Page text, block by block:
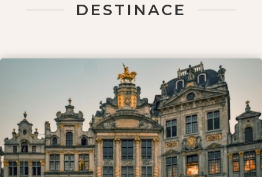
DESTINACE